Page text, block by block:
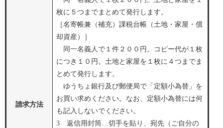
請求方法
枚に５つまでまとめて発行します。
［名寄帳兼（補充）課税台帳（土地・家屋・償
却資産）］
同一名義人で１件２００円。コピー代が１枚
につき１０円。土地と家屋を１枚に４つまでま
とめて発行します。
ゆうちょ銀行及び郵便局で「定額小為替」を
お買い求めください。なお、定額小為替には何
も記入しないでください。
3 返信用封筒…切手を貼り、宛先（ご自分の